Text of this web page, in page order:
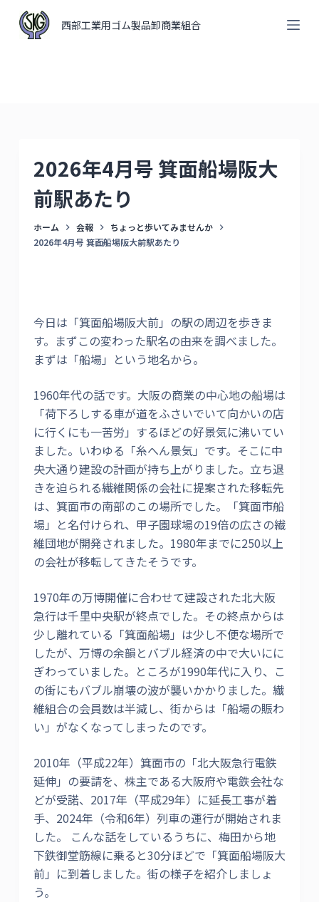
コ
ン
西部工業用ゴム製品卸商業組合
2026年4月号 箕面船場阪大
前駅あたり
ホーム 会報
ちょっと歩いてみませんか
2026年4月号 箕面船場阪大前駅あたり
今日は「箕面船場阪大前」の駅の周辺を歩きま
す。まずこの変わった駅名の由来を調べました。
まずは「船場」という地名から。
1960年代の話です。大阪の商業の中心地の船場は
「荷下ろしする車が道をふさいでいて向かいの店
に行くにも一苦労」するほどの好景気に沸いてい
ました。いわゆる「糸へん景気」です。そこに中
央大通り建設の計画が持ち上がりました。立ち退
きを迫られる繊維関係の会社に提案された移転先
は、箕面市の南部のこの場所でした。「箕面市船
場」と名付けられ、甲子園球場の19倍の広さの繊
維団地が開発されました。1980年までに250以上
の会社が移転してきたそうです。
1970年の万博開催に合わせて建設された北大阪
急行は千里中央駅が終点でした。その終点からは
少し離れている「箕面船場」は少し不便な場所で
したが、万博の余韻とバブル経済の中で大いにに
ぎわっていました。ところが1990年代に入り、こ
の街にもバブル崩壊の波が襲いかかりました。繊
維組合の会員数は半減し、街からは「船場の賑わ
い」がなくなってしまったのです。
2010年（平成22年）箕面市の「北大阪急行電鉄
延伸」の要請を、株主である大阪府や電鉄会社な
どが受諾、2017年（平成29年）に延長工事が着
手、2024年（令和6年）列車の運行が開始されま
した。 こんな話をしているうちに、梅田から地
下鉄御堂筋線に乗ると30分ほどで「箕面船場阪大
前」に到着しました。街の様子を紹介しましょ
う。